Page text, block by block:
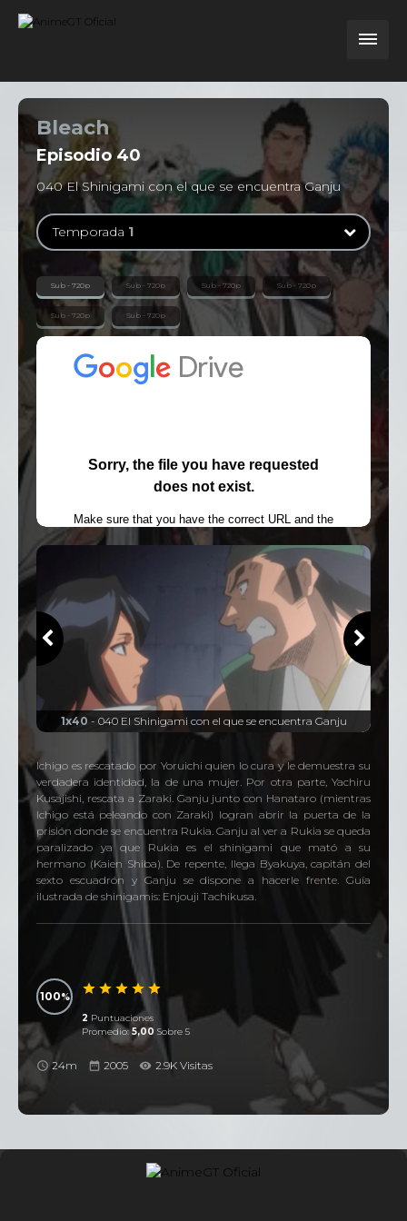
Bleach
Episodio 40
040 El Shinigami con el que se encuentra Ganju
Temporada 1
Temporada1
363 Episodios
Temporada2
Sub - 720p Sub - 720p Sub - 720p Sub - 720p
Sub - 720p Sub - 720p
1x40 - 040 El Shinigami con el que se encuentra Ganju
Ichigo es rescatado por Yoruichi quien lo cura y le demuestra su
verdadera identidad, la de una mujer. Por otra parte, Yachiru
Kusajishi, rescata a Zaraki. Ganju junto con Hanataro (mientras
Ichigo está peleando con Zaraki) logran abrir la puerta de la
prisión donde se encuentra Rukia. Ganju al ver a Rukia se queda
paralizado ya que Rukia es el shinigami que mató a su
hermano (Kaien Shiba). De repente, llega Byakuya, capitán del
sexto escuadrón y Ganju se dispone a hacerle frente. Guía
ilustrada de shinigamis: Enjouji Tachikusa.
100
2 Puntuaciones
Promedio:5,00 Sobre 5
24m 2005 2.9K Visitas